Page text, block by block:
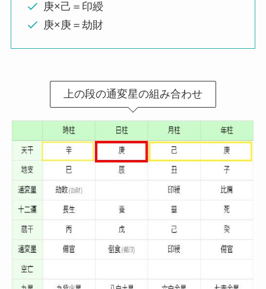
庚×己＝印綬
庚×庚＝劫財
上の段の通変星の組み合わせ